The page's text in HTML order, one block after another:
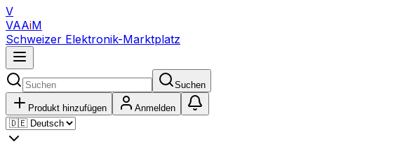
V
VAAiM
Schweizer Elektronik-Marktplatz
Suchen
Produkt hinzufügen Anmelden